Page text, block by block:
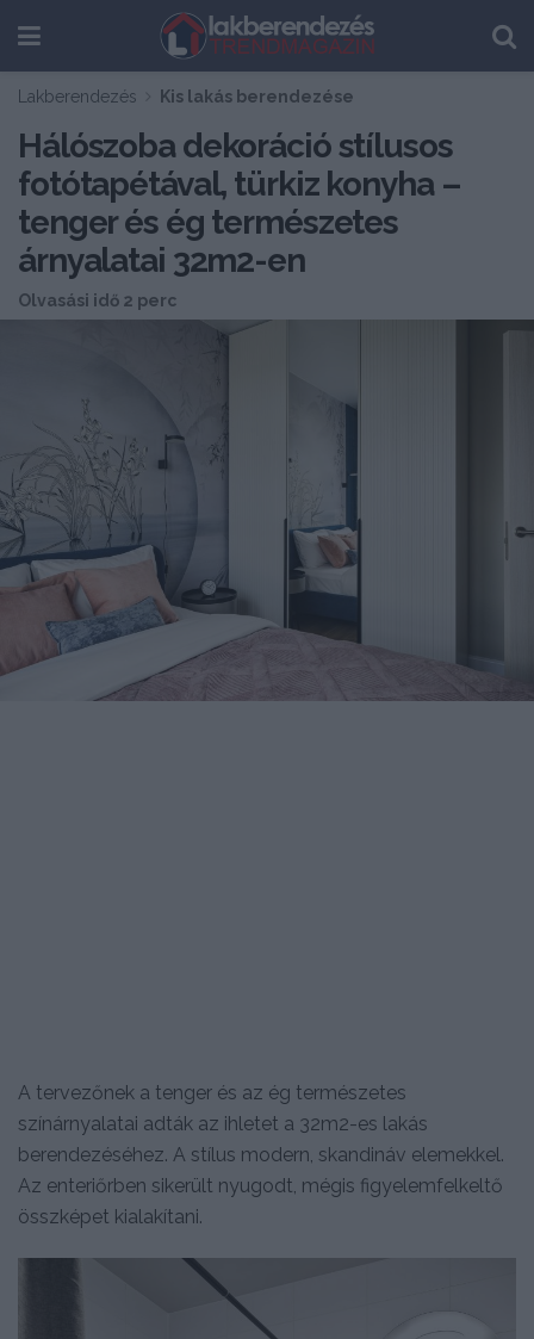
Lakberendezés Kis lakás berendezése
Hálószoba dekoráció stílusos
fotótapétával, türkiz konyha –
tenger és ég természetes
árnyalatai 32m2-en
Olvasási idő 2 perc
A tervezőnek a tenger és az ég természetes
színárnyalatai adták az ihletet a 32m2-es lakás
berendezéséhez. A stílus modern, skandináv elemekkel.
Az enteriőrben sikerült nyugodt, mégis figyelemfelkeltő
összképet kialakítani.